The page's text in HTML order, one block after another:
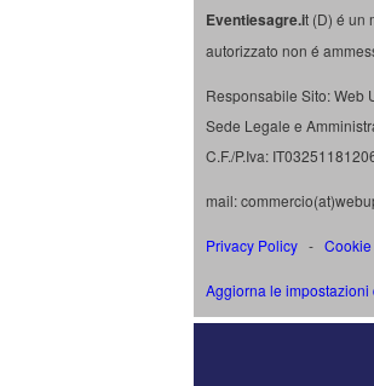
Eventiesagre.it (D) é un
autorizzato non é
Responsabile Sito: Web
Sede Legale e
C.F./P.Iva:
mail:
Privacy Policy -
Aggiorna le